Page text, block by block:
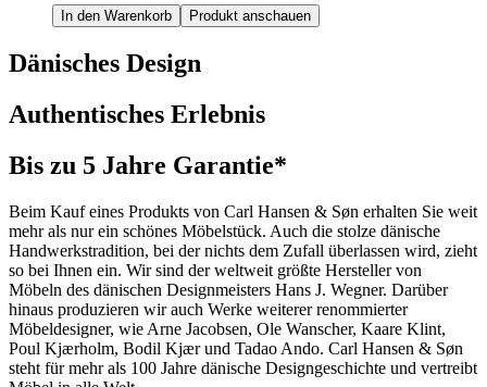
In den Warenkorb Produkt anschauen
Dänisches Design
Authentisches Erlebnis
Bis zu 5 Jahre Garantie*
Beim Kauf eines Produkts von Carl Hansen & Søn erhalten Sie weit
mehr als nur ein schönes Möbelstück. Auch die stolze dänische
Handwerkstradition, bei der nichts dem Zufall überlassen wird, zieht
so bei Ihnen ein. Wir sind der weltweit größte Hersteller von
Möbeln des dänischen Designmeisters Hans J. Wegner. Darüber
hinaus produzieren wir auch Werke weiterer renommierter
Möbeldesigner, wie Arne Jacobsen, Ole Wanscher, Kaare Klint,
Poul Kjærholm, Bodil Kjær und Tadao Ando. Carl Hansen & Søn
steht für mehr als 100 Jahre dänische Designgeschichte und vertreibt